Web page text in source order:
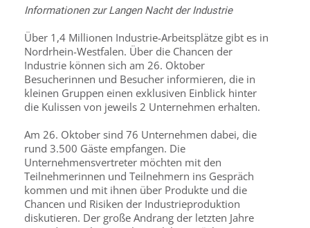
Informationen zur Langen Nacht der Industrie
Über 1,4 Millionen Industrie-Arbeitsplätze gibt es in
Nordrhein-Westfalen. Über die Chancen der
Industrie können sich am 26. Oktober
Besucherinnen und Besucher informieren, die in
kleinen Gruppen einen exklusiven Einblick hinter
die Kulissen von jeweils 2 Unternehmen erhalten.
Am 26. Oktober sind 76 Unternehmen dabei, die
rund 3.500 Gäste empfangen. Die
Unternehmensvertreter möchten mit den
Teilnehmerinnen und Teilnehmern ins Gespräch
kommen und mit ihnen über Produkte und die
Chancen und Risiken der Industrieproduktion
diskutieren. Der große Andrang der letzten Jahre